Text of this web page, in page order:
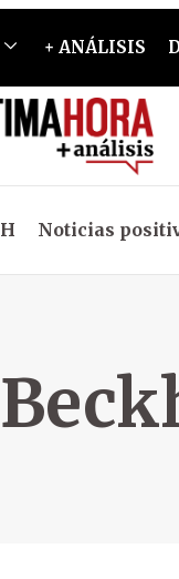
+ ANÁLISIS
Noticias